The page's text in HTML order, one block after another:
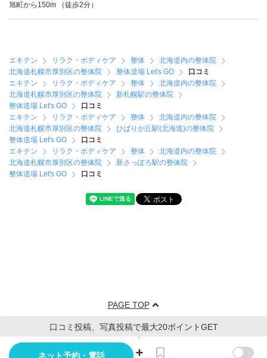
旭町から150m （徒歩2分）
エキテン リラク・ボディケア 整体
北海道内の整体院
北海道札幌市厚別区の整体院
整体道場 Let's GO
口コミ
エキテン
リラク・ボディケア 整体
北海道内の整体院
北海道札幌市厚別区の整体院
新札幌駅の整体院
整体道場 Let's GO
口コミ
エキテン
リラク・ボディケア 整体
北海道内の整体院
北海道札幌市厚別区の整体院
ひばりが丘駅(北海道)の整体院
整体道場 Let's GO
口コミ
エキテン
リラク・ボディケア 整体
北海道内の整体院
北海道札幌市厚別区の整体院
新さっぽろ駅の整体院
整体道場 Let's GO
口コミ
PAGE TOP
口コミ投稿、写真投稿で最大20ポイントGET
ネット予約・電話